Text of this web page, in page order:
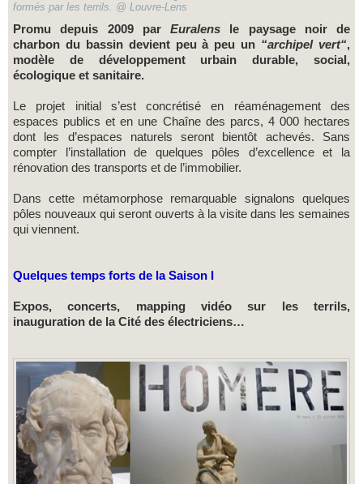
formés par les terrils. @ Louvre-Lens
Promu depuis 2009 parEuralens le paysage noir de
charbon du bassin devient peu à peu un “archipel vert“,
modèle de développement urbain durable, social,
écologique et sanitaire.
Le projet initial s’est concrétisé en réaménagement des
espaces publics et en une Chaîne des parcs, 4 000 hectares
dont les d’espaces naturels seront bientôt achevés. Sans
compter l’installation de quelques pôles d’excellence et la
rénovation des transports et de l’immobilier.
Dans cette métamorphose remarquable signalons quelques
pôles nouveaux qui seront ouverts à la visite dans les semaines
qui viennent.
Quelques temps forts de la Saison I
Expos, concerts, mapping vidéo sur les terrils,
inauguration de la Cité des électriciens…